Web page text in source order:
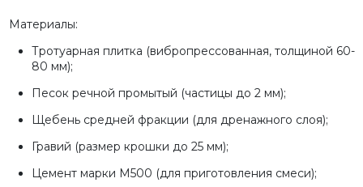
Материалы:
Тротуарная плитка (вибропрессованная, толщиной 60-
80 мм);
Песок речной промытый (частицы до 2 мм);
Щебень средней фракции (для дренажного слоя);
Гравий (размер крошки до 25 мм);
Цемент марки М500 (для приготовления смеси);